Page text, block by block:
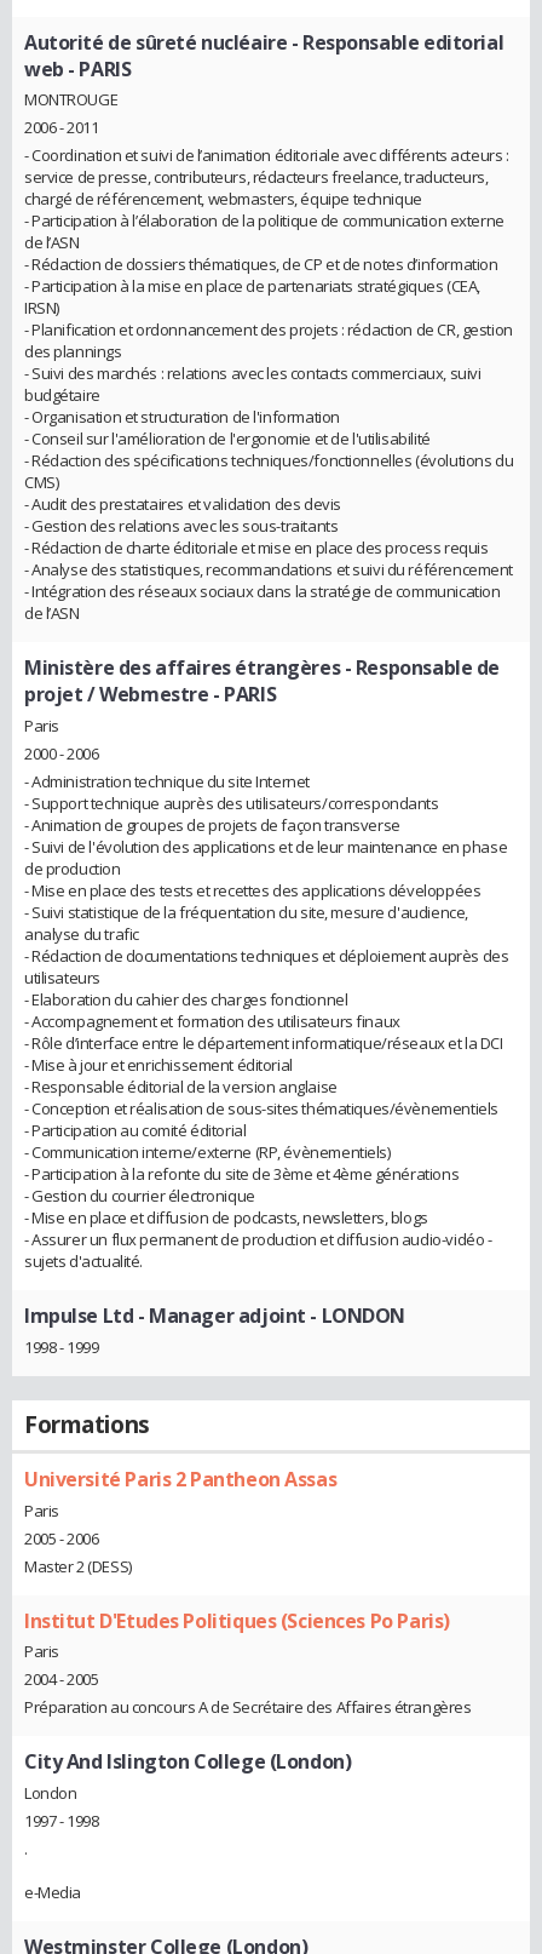
Autorité de sûreté nucléaire - Responsable editorial
web - PARIS
MONTROUGE
2006 - 2011
- Coordination et suivi de l’animation éditoriale avec différents acteurs :
service de presse, contributeurs, rédacteurs freelance, traducteurs,
chargé de référencement, webmasters, équipe technique
- Participation à l’élaboration de la politique de communication externe
de l’ASN
- Rédaction de dossiers thématiques, de CP et de notes d’information
- Participation à la mise en place de partenariats stratégiques (CEA,
IRSN)
- Planification et ordonnancement des projets : rédaction de CR, gestion
des plannings
- Suivi des marchés : relations avec les contacts commerciaux, suivi
budgétaire
- Organisation et structuration de l'information
- Conseil sur l'amélioration de l'ergonomie et de l'utilisabilité
- Rédaction des spécifications techniques/fonctionnelles (évolutions du
CMS)
- Audit des prestataires et validation des devis
- Gestion des relations avec les sous-traitants
- Rédaction de charte éditoriale et mise en place des process requis
- Analyse des statistiques, recommandations et suivi du référencement
- Intégration des réseaux sociaux dans la stratégie de communication
de l’ASN
Ministère des affaires étrangères- Responsable de
projet / Webmestre - PARIS
Paris
2000 - 2006
- Administration technique du site Internet
- Support technique auprès des utilisateurs/correspondants
- Animation de groupes de projets de façon transverse
- Suivi de l'évolution des applications et de leur maintenance en phase
de production
- Mise en place des tests et recettes des applications développées
- Suivi statistique de la fréquentation du site, mesure d'audience,
analyse du trafic
- Rédaction de documentations techniques et déploiement auprès des
utilisateurs
- Elaboration du cahier des charges fonctionnel
- Accompagnement et formation des utilisateurs finaux
- Rôle d’interface entre le département informatique/réseaux et la DCI
- Mise à jour et enrichissement éditorial
- Responsable éditorial de la version anglaise
- Conception et réalisation de sous-sites thématiques/évènementiels
- Participation au comité éditorial
- Communication interne/externe (RP, évènementiels)
- Participation à la refonte du site de 3ème et 4ème générations
- Gestion du courrier électronique
- Mise en place et diffusion de podcasts, newsletters, blogs
- Assurer un flux permanent de production et diffusion audio-vidéo -
sujets d'actualité.
Impulse Ltd - Manager adjoint - LONDON
1998 - 1999
Formations
Université Paris 2 Pantheon Assas
Paris
2005 - 2006
Master 2 (DESS)
Institut D'Etudes Politiques (Sciences Po Paris)
Paris
2004 - 2005
Préparation au concours A de Secrétaire des Affaires étrangères
City And Islington College (London)
London
1997 - 1998
.
e-Media
Westminster College (London)